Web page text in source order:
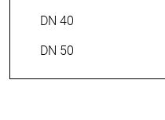
DN 40
DN 50